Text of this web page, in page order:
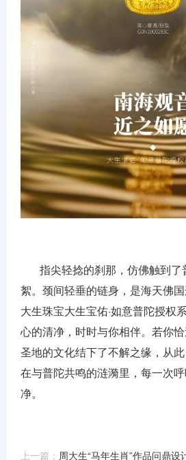
指尖轻捻的刹那，仿佛触到了
絮。颈间轻垂的链身，是海天佛
大生珠宝大生宝佑·如意普陀授权
心的清净，时时与你相伴。若你
圣地的文化结下了不解之缘，从
在与普陀共鸣的涟漪里，每一次
净。
上一篇： 周大生“马年生肖”作品问鼎